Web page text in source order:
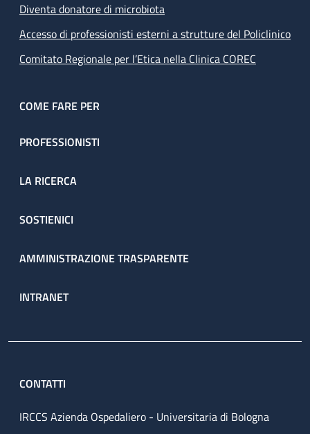
Diventa donatore di microbiota
Accesso di professionisti esterni a strutture del Policlinico
Comitato Regionale per l’Etica nella Clinica COREC
COME FARE PER
PROFESSIONISTI
LA RICERCA
SOSTIENICI
AMMINISTRAZIONE TRASPARENTE
INTRANET
CONTATTI
IRCCS Azienda Ospedaliero - Universitaria di Bologna